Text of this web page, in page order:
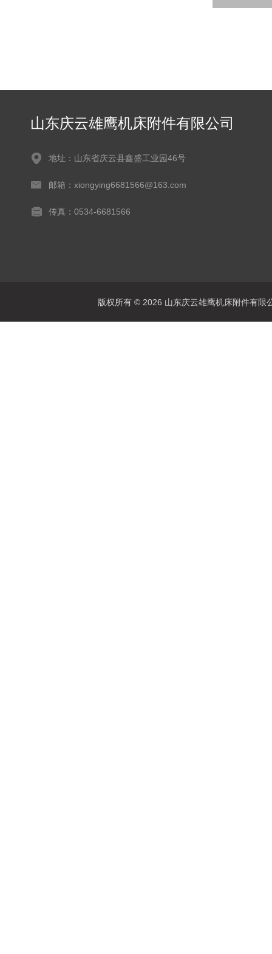
山东庆云雄鹰机床附件有限公司
地址：山东省庆云县鑫盛工业园46号
邮箱：xiongying6681566@163.com
传真：0534-6681566
版权所有 © 2026 山东庆云雄鹰机床附件有